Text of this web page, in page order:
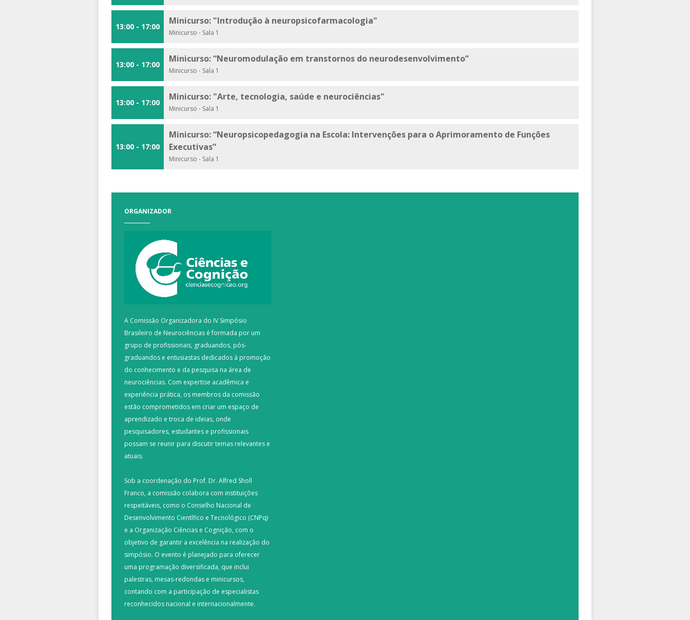
13:00 - 17:00
Minicurso: "Introdução à neuropsicofarmacologia"
Minicurso · Sala 1
13:00 - 17:00
Minicurso: “Neuromodulação em transtornos do neurodesenvolvimento”
Minicurso · Sala 1
13:00 - 17:00
Minicurso: "Arte, tecnologia, saúde e neurociências"
Minicurso · Sala 1
13:00 - 17:00
Minicurso: “Neuropsicopedagogia na Escola: Intervenções para o Aprimoramento de Funções
Executivas”
Minicurso · Sala 1
ORGANIZADOR
A Comissão Organizadora do IV Simpósio
Brasileiro de Neurociências é formada por um
grupo de profissionais, graduandos, pós-
graduandos e entusiastas dedicados à promoção
do conhecimento e da pesquisa na área de
neurociências. Com expertise acadêmica e
experiência prática, os membros da comissão
estão comprometidos em criar um espaço de
aprendizado e troca de ideias, onde
pesquisadores, estudantes e profissionais
possam se reunir para discutir temas relevantes e
atuais.
Sob a coordenação do Prof. Dr. Alfred Sholl
Franco, a comissão colabora com instituições
respeitáveis, como o Conselho Nacional de
Desenvolvimento Científico e Tecnológico (CNPq)
e a Organização Ciências e Cognição, com o
objetivo de garantir a excelência na realização do
simpósio. O evento é planejado para oferecer
uma programação diversificada, que inclui
palestras, mesas-redondas e minicursos,
contando com a participação de especialistas
reconhecidos nacional e internacionalmente.